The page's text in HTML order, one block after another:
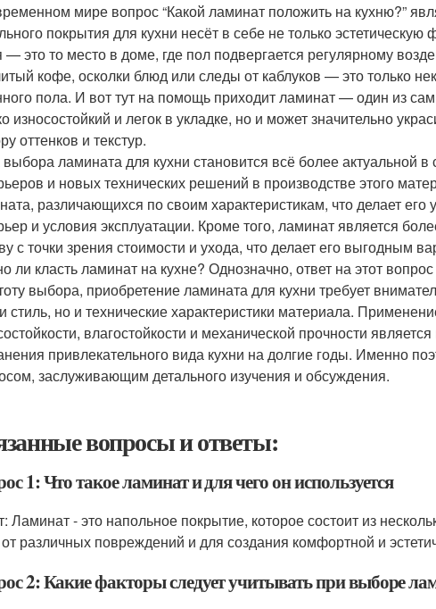
мире вопрос “Какой ламинат положить на кухню?”
покрытия для кухни несёт в себе не только
— это то место в доме, где пол подвергается регулярному
кофе, осколки блюд или следы от каблуков — это только
пола. И вот тут на помощь приходит ламинат — один из
износостойкий и легок в укладке, но и может значительно
оттенков и текстур.
ламината для кухни становится всё более актуальной
и новых технических решений в производстве этого
различающихся по своим характеристикам, что делает
и условия эксплуатации. Кроме того, ламинат является
с точки зрения стоимости и ухода, что делает его выгодным
ли класть ламинат на кухне? Однозначно, ответ на этот
выбора, приобретение ламината для кухни требует
стиль, но и технические характеристики материала.
влагостойкости и механической прочности
привлекательного вида кухни на долгие годы. Именно
заслуживающим детального изучения и обсуждения.
вопросы и ответы:
1: Что такое ламинат и для чего он используется
Ламинат - это напольное покрытие, которое состоит из
различных повреждений и для создания комфортной и
2: Какие факторы следует учитывать при выборе